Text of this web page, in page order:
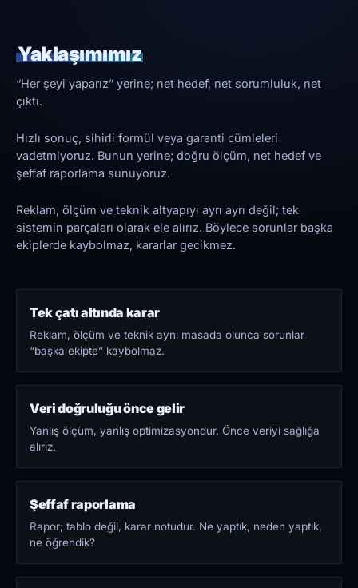
Yaklaşımımız
“Her şeyi yaparız” yerine; net hedef, net sorumluluk, net
çıktı.
Hızlı sonuç, sihirli formül veya garanti cümleleri
vadetmiyoruz. Bunun yerine; doğru ölçüm, net hedef ve
şeffaf raporlama sunuyoruz.
Reklam, ölçüm ve teknik altyapıyı ayrı ayrı değil; tek
sistemin parçaları olarak ele alırız. Böylece sorunlar başka
ekiplerde kaybolmaz, kararlar gecikmez.
Tek çatı altında karar
Reklam, ölçüm ve teknik aynı masada olunca sorunlar
“başka ekipte” kaybolmaz.
Veri doğruluğu önce gelir
Yanlış ölçüm, yanlış optimizasyondur. Önce veriyi sağlığa
alırız.
Şeffaf raporlama
Rapor; tablo değil, karar notudur. Ne yaptık, neden yaptık,
ne öğrendik?